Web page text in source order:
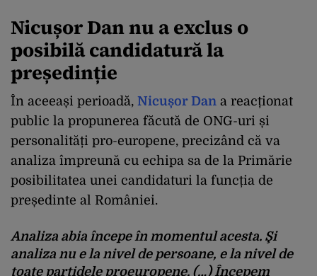
Nicușor Dan nu a exclus o
posibilă candidatură la
președinție
În aceeași perioadă, Nicușor Dan a reacționat
public la propunerea făcută de ONG-uri și
personalități pro-europene, precizând că va
analiza împreună cu echipa sa de la Primărie
posibilitatea unei candidaturi la funcția de
președinte al României.
Analiza abia începe în momentul acesta. Şi
analiza nu e la nivel de persoane, e la nivel de
toate partidele proeuropene. (…) Începem